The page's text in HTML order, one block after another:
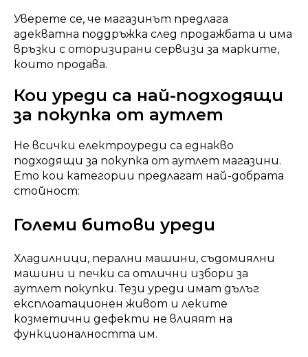
Уверете се, че магазинът предлага
адекватна поддръжка след продажбата и има
връзки с оторизирани сервизи за марките,
които продава.
Кои уреди са най-подходящи
за покупка от аутлет
Не всички електроуреди са еднакво
подходящи за покупка от аутлет магазини.
Ето кои категории предлагат най-добрата
стойност:
Големи битови уреди
Хладилници, перални машини, съдомиялни
машини и печки са отлични избори за
аутлет покупки. Тези уреди имат дълъг
експлоатационен живот и леките
козметични дефекти не влияят на
функционалността им.